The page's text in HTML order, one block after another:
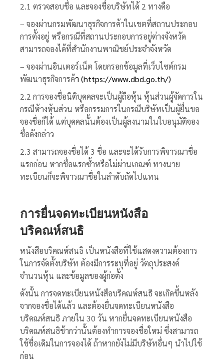
2.1 ตรวจสอบชื่อ และจองชื่อบริษัทได้ 2 ทางคือ
– จองผ่านกรมพัฒนาธุรกิจการค้าในเขตที่สถานประกอบ
การตั้งอยู่ หรือกรณีที่สถานประกอบการอยู่ต่างจังหวัด
สามารถจองได้ที่สำนักงานพาณิชย์ประจำจังหวัด
– จองผ่านอินเตอร์เน็ต โดยกรอกข้อมูลที่เว็บไซต์กรม
พัฒนาธุรกิจการค้า (https://www.dbd.go.th/)
2.2 การจองชื่อนิติบุคคลจะเป็นผู้ถือหุ้น หุ้นส่วนผู้จัดการใน
กรณีห้างหุ้นส่วน หรือกรรมการในกรณีบริษัทเป็นผู้ยื่นขอ
จองชื่อก็ได้ แต่บุคคลนั้นต้องเป็นผู้ลงนามในใบอนุมัติจอง
ชื่อดังกล่าว
2.3 สามารถจองชื่อได้ 3 ชื่อ และจะได้รับการพิจารณาชื่อ
แรกก่อน หากชื่อแรกซ้ำหรือไม่ผ่านเกณฑ์ ทางนาย
ทะเบียนก็จะพิจารณาชื่อในลำดับถัดไปแทน
การยื่นจดทะเบียนหนังสือ
บริคณห์สนธิ
หนังสือบริคณห์สนธิ เป็นหนังสือที่ใช้แสดงความต้องการ
ในการจัดตั้งบริษัท ต้องมีการระบุที่อยู่ วัตถุประสงค์
จำนวนหุ้น และข้อมูลของผู้ก่อตั้ง
ดังนั้น การจดทะเบียนหนังสือบริคณห์สนธิ จะเกิดขึ้นหลัง
จากจองชื่อได้แล้ว และต้องยื่นจดทะเบียนหนังสือ
บริคณห์สนธิ ภายใน 30 วัน หากยื่นจดทะเบียนหนังสือ
บริคณห์สนธิช้ากว่านั้นต้องทำการจองชื่อใหม่ ซึ่งสามารถ
ใช้ชื่อเดิมในการจองได้ ถ้าหากยังไม่มีบริษัทอื่นๆ นำไปใช้
ก่อน